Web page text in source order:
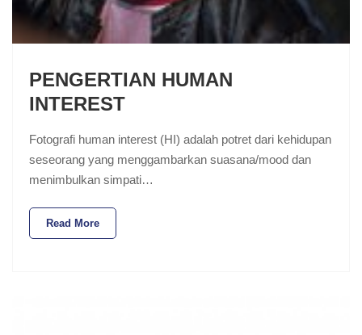
PENGERTIAN HUMAN
INTEREST
Fotografi human interest (HI) adalah potret dari kehidupan
seseorang yang menggambarkan suasana/mood dan
menimbulkan simpati…
Read More